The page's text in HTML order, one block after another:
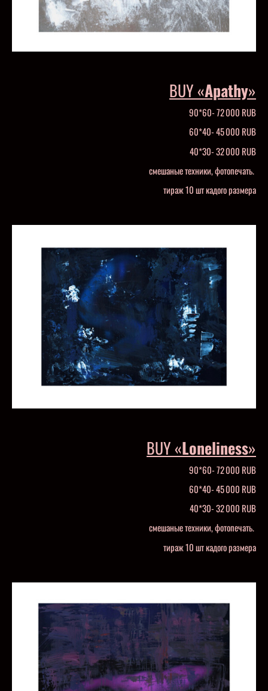
BUY «Apathy»
90*60- 72 000 RUB
60*40- 45 000 RUB
40*30- 32 000 RUB
смешаные техники, фотопечать.
тираж 10 шт кадого размера
BUY «Loneliness»
90*60- 72 000 RUB
60*40- 45 000 RUB
40*30- 32 000 RUB
смешаные техники, фотопечать.
тираж 10 шт кадого размера